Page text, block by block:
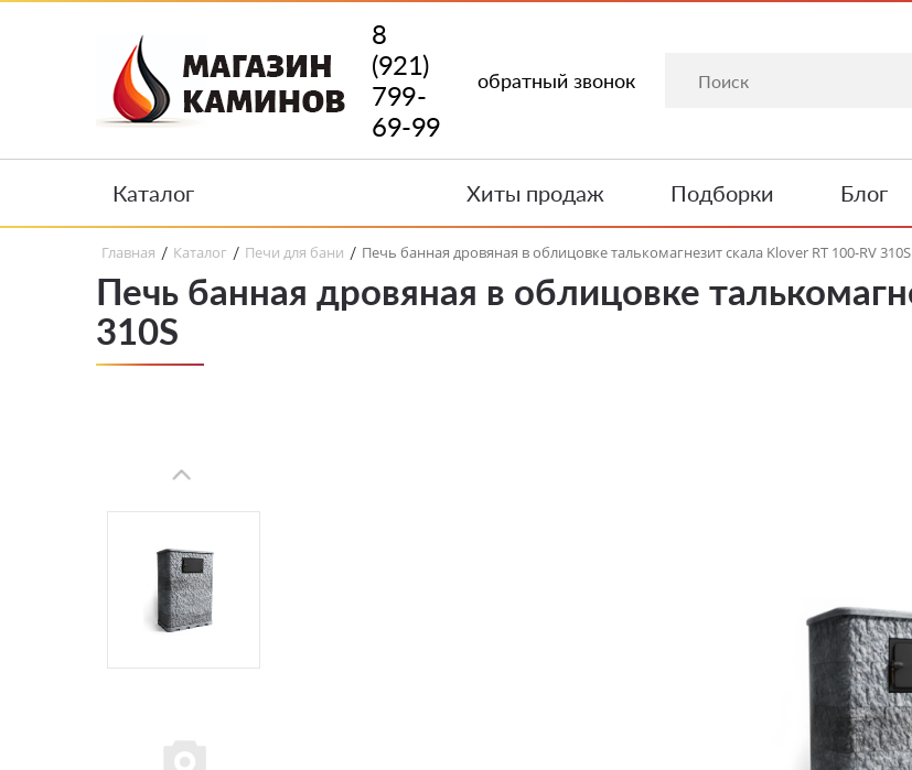
8
(921)
799-
69-99
обратный звонок
Каталог Хиты продаж Подборки Блог
Главная / Каталог / Печи для бани / Печь банная дровяная в облицовке талькомагнезит скала Klover RT 100-RV 310S
Печь банная дровяная в облицовке
310S